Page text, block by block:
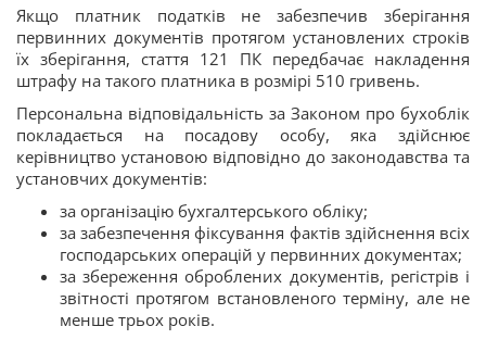
Якщо платник податків не забезпечив зберігання
первинних документів протягом установлених строків
їх зберігання, стаття 121 ПК передбачає накладення
штрафу на такого платника в розмірі 510 гривень.
Персональна відповідальність за Законом про бухоблік
покладається на посадову особу, яка здійснює
керівництво установою відповідно до законодавства та
установчих документів:
за організацію бухгалтерського обліку;
за забезпечення фіксування фактів здійснення всіх
господарських операцій у первинних документах;
за збереження оброблених документів, регістрів і
звітності протягом встановленого терміну, але не
менше трьох років.